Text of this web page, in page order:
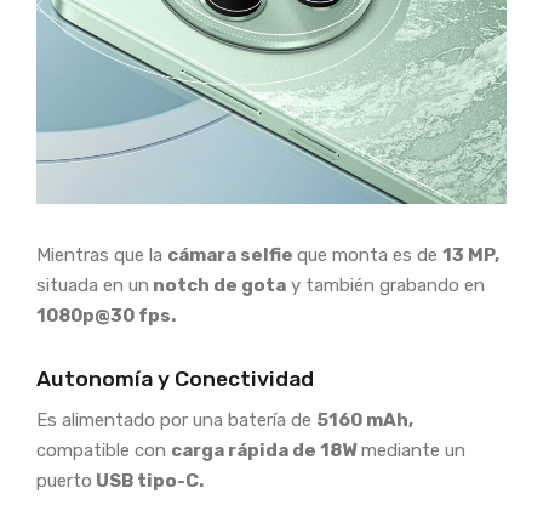
Mientras que la cámara selfie que monta es de 13 MP,
situada en un notch de gota y también grabando en
1080p@30 fps.
Autonomía y Conectividad
Es alimentado por una batería de 5160 mAh,
compatible con carga rápida de 18Wmediante un
puerto USB tipo-C.